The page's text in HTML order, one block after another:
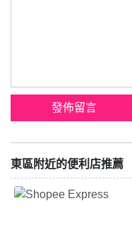
東區附近的便利店推薦